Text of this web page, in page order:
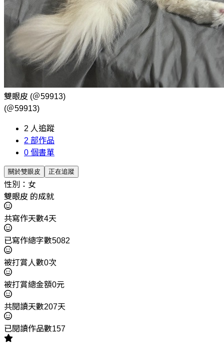
雙眼皮 (＠59913)
(＠59913)
2 人追蹤
2 部作品
0 個書單
關於雙眼皮 正在追蹤
性別：女
雙眼皮 的成就
共寫作天數4天
已寫作總字數5082
被打賞人數0次
被打賞總金額0元
共閱讀天數207天
已閱讀作品數157